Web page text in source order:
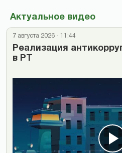
Актуальное видео
7 августа 2026 - 11:44
Реализация
в РТ